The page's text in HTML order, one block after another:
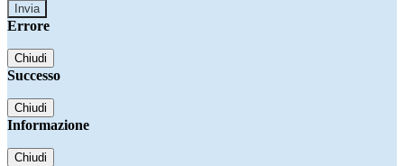
Errore
Chiudi
Successo
Chiudi
Informazione
Chiudi